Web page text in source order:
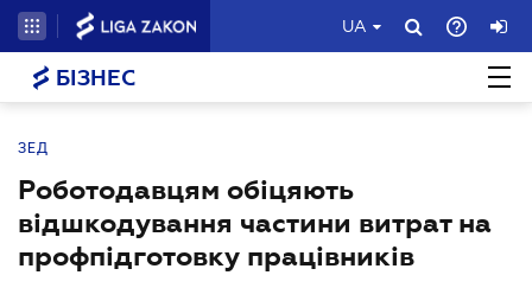
UA
БІЗНЕС
ЗЕД
Роботодавцям обіцяють
відшкодування частини витрат на
профпідготовку працівників